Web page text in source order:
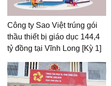
Công ty Sao Việt trúng gói
thầu thiết bị giáo dục 144,4
tỷ đồng tại Vĩnh Long [Kỳ 1]